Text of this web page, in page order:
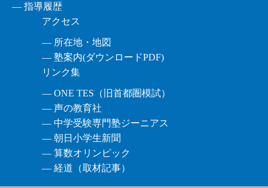
― 指導履歴
アクセス
― 所在地・地図
― 塾案内(ダウンロードPDF)
リンク集
― ONE TES（旧首都圏模試）
― 声の教育社
― 中学受験専門塾ジーニアス
― 朝日小学生新聞
― 算数オリンピック
― 経道（取材記事）